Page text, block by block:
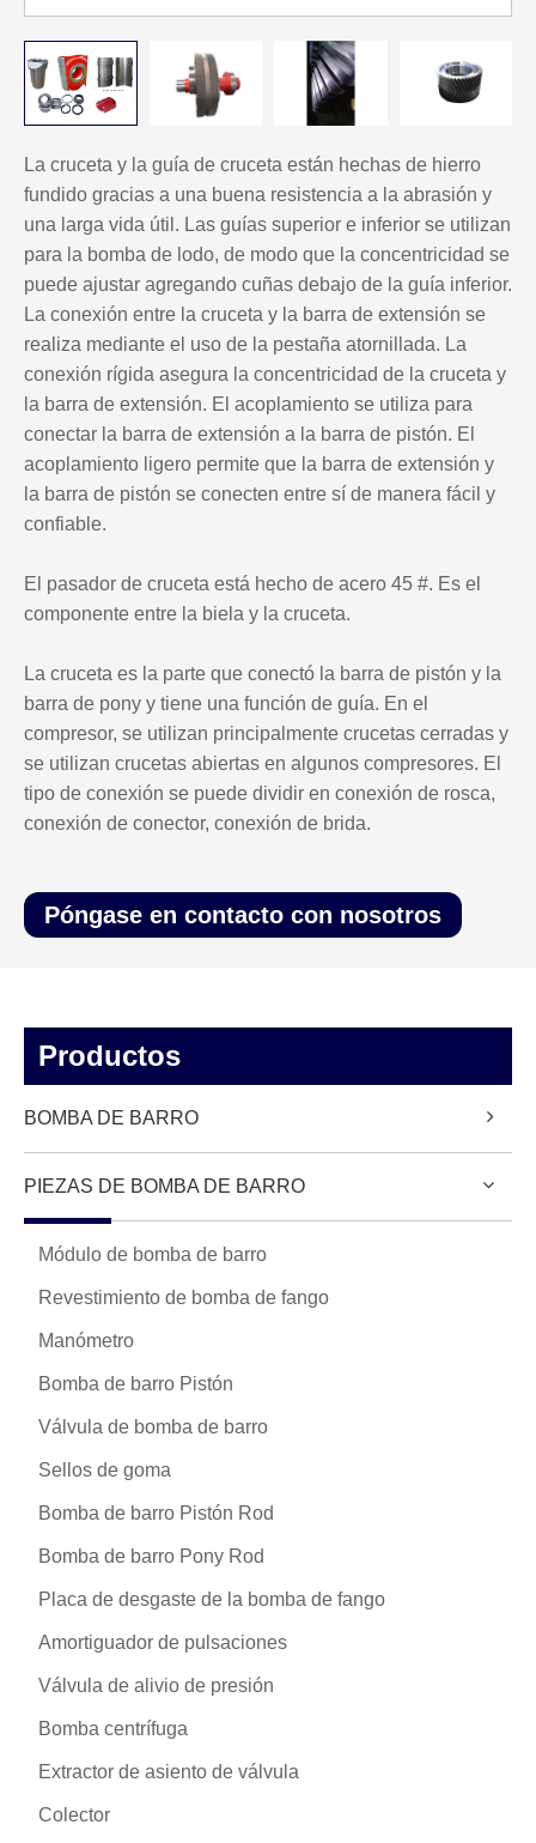
La cruceta y la guía de cruceta están hechas de hierro
fundido gracias a una buena resistencia a la abrasión y
una larga vida útil. Las guías superior e inferior se utilizan
para la bomba de lodo, de modo que la concentricidad se
puede ajustar agregando cuñas debajo de la guía inferior.
La conexión entre la cruceta y la barra de extensión se
realiza mediante el uso de la pestaña atornillada. La
conexión rígida asegura la concentricidad de la cruceta y
la barra de extensión. El acoplamiento se utiliza para
conectar la barra de extensión a la barra de pistón. El
acoplamiento ligero permite que la barra de extensión y
la barra de pistón se conecten entre sí de manera fácil y
confiable.
El pasador de cruceta está hecho de acero 45 #. Es el
componente entre la biela y la cruceta.
La cruceta es la parte que conectó la barra de pistón y la
barra de pony y tiene una función de guía. En el
compresor, se utilizan principalmente crucetas cerradas y
se utilizan crucetas abiertas en algunos compresores. El
tipo de conexión se puede dividir en conexión de rosca,
conexión de conector, conexión de brida.
Póngase en contacto con nosotros
Productos
BOMBA DE BARRO
PIEZAS DE BOMBA DE BARRO
Módulo de bomba de barro
Revestimiento de bomba de fango
Manómetro
Bomba de barro Pistón
Válvula de bomba de barro
Sellos de goma
Bomba de barro Pistón Rod
Bomba de barro Pony Rod
Placa de desgaste de la bomba de fango
Amortiguador de pulsaciones
Válvula de alivio de presión
Bomba centrífuga
Extractor de asiento de válvula
Colector